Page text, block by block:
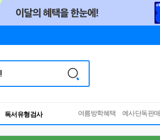
독서유형검사
RBTI Lab
독서유형검사
여름방학혜택 예사단독판매